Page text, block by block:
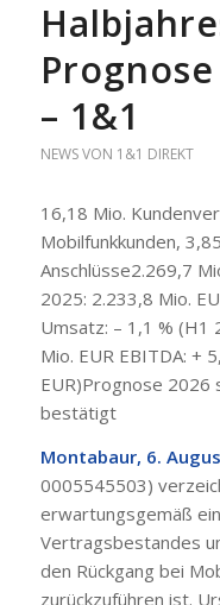
– 1&1
NEWS VON 1&1 DIREKT
16,18 Mio.
Mobilfunkkunden,
Anschlüsse2.269,7
2025: 2.233,8 Mio.
Umsatz: – 1,1 % (H1
Mio. EUR EBITDA: +
EUR)Prognose 2026
bestätigt
Montabaur, 6.
0005545503)
erwartungsgemäß
Vertragsbestandes
den Rückgang bei
zurückzuführen ist.